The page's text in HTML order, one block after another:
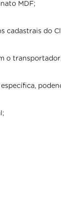
MDF;
cadastrais do
o